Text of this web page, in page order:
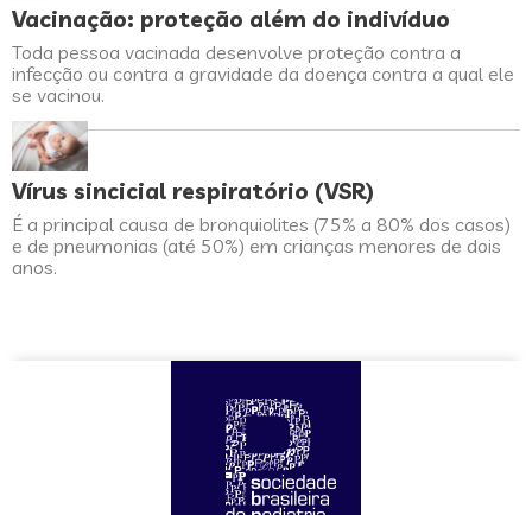
Vacinação: proteção além do indivíduo
Toda pessoa vacinada desenvolve proteção contra a
infecção ou contra a gravidade da doença contra a qual ele
se vacinou.
Vírus sincicial respiratório (VSR)
É a principal causa de bronquiolites (75% a 80% dos casos)
e de pneumonias (até 50%) em crianças menores de dois
anos.